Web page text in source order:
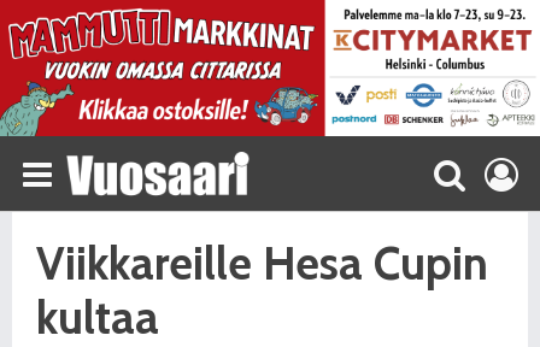
Viikkareille Hesa Cupin
kultaa